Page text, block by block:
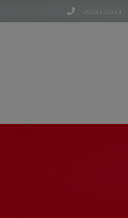
0620392630